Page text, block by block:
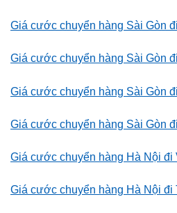
Giá cước chuyển hàng Sài Gòn
Giá cước chuyển hàng Sài Gòn
Giá cước chuyển hàng Sài Gòn
Giá cước chuyển hàng Sài Gòn
Giá cước chuyển hàng Hà Nội đi
Giá cước chuyển hàng Hà Nội đi